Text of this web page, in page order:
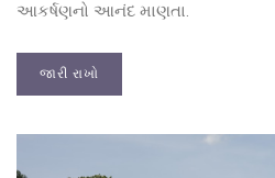
આકર્ષણનો આનંદ માણતા.
જારી રાખો